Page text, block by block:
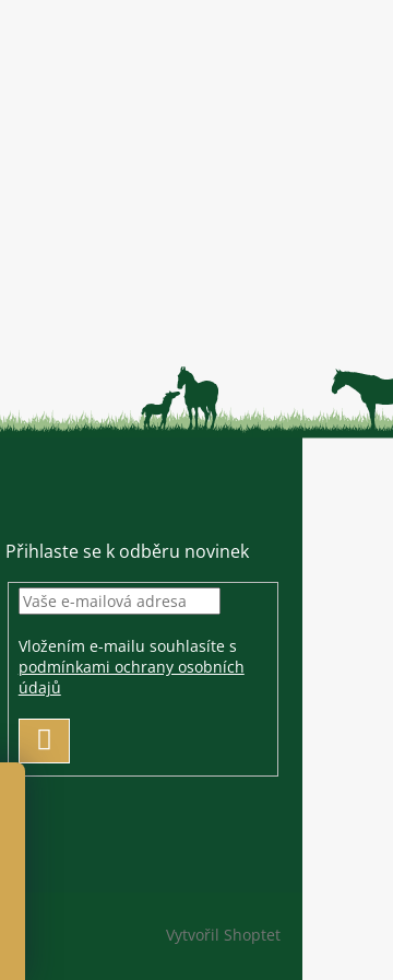
Přihlaste se k odběru novinek
Vložením e-mailu souhlasíte s
podmínkami ochrany osobních
údajů
SE
Vytvořil Shoptet